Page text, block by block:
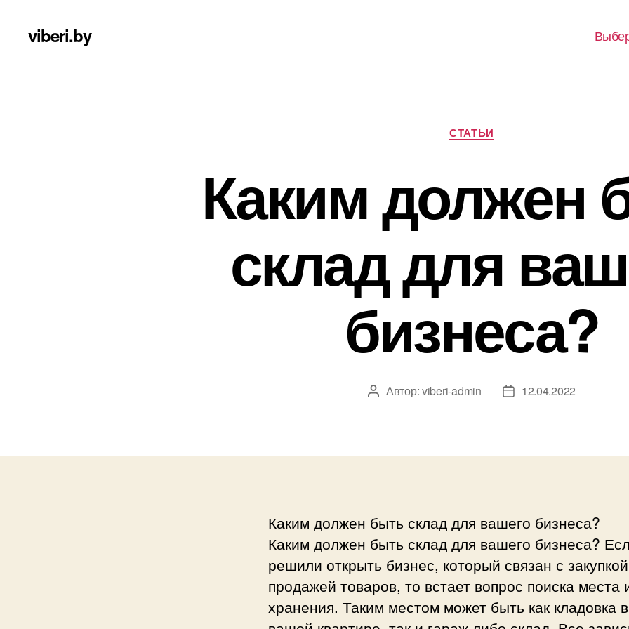
viberi.by
Рубрики
СТАТЬИ
Каким должен
склад для
бизнеса?
Автор
Автор:viberi-admin
Дата12.04.2022
Каким должен быть склад для вашего бизнеса?
Каким должен быть склад для вашего бизнеса?
решили открыть бизнес, который связан с
продажей товаров, то встает вопрос поиска места
хранения. Таким местом может быть как кладовка в